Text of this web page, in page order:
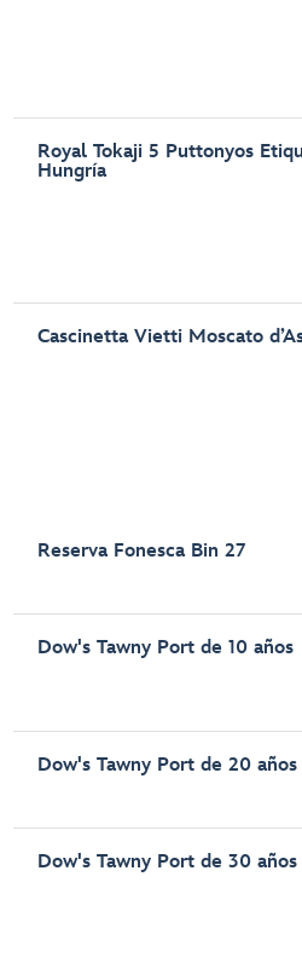
Royal Tokaji 5 Puttonyos
Hungría
Cascinetta Vietti Moscato
Reserva Fonesca Bin 27
Dow's Tawny Port de 10 años
Dow's Tawny Port de 20 años
Dow's Tawny Port de 30 años